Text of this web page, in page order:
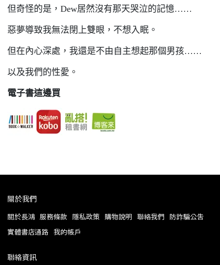
但奇怪的是，Dew居然沒有那天哭泣的記憶……
惡夢導致我無法閉上雙眼，不想入眠。
但在內心深處，我還是不由自主想起那個男孩……
以及我們的性愛。
電子書這邊買
關於我們
關於長鴻 服務條款 隱私政策 購物說明 聯絡我們 防詐騙公告
實體書店通路 我的帳戶
聯絡資訊